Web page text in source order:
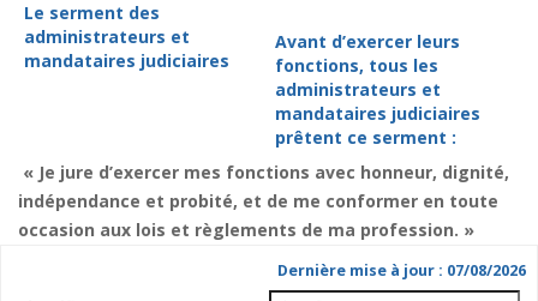
Le serment des
administrateurs et
mandataires judiciaires
Avant d’exercer leurs
fonctions, tous les
administrateurs et
mandataires judiciaires
prêtent ce serment :
« Je jure d’exercer mes fonctions avec honneur, dignité,
indépendance et probité, et de me conformer en toute
occasion aux lois et règlements de ma profession. »
Dernière mise à jour : 07/08/2026